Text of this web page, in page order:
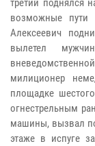
третий поднялся
возможные пути
Алексеевич
вылетел
милиционер
площадке
огнестрельным
машины, вызвал
этаже в испуге